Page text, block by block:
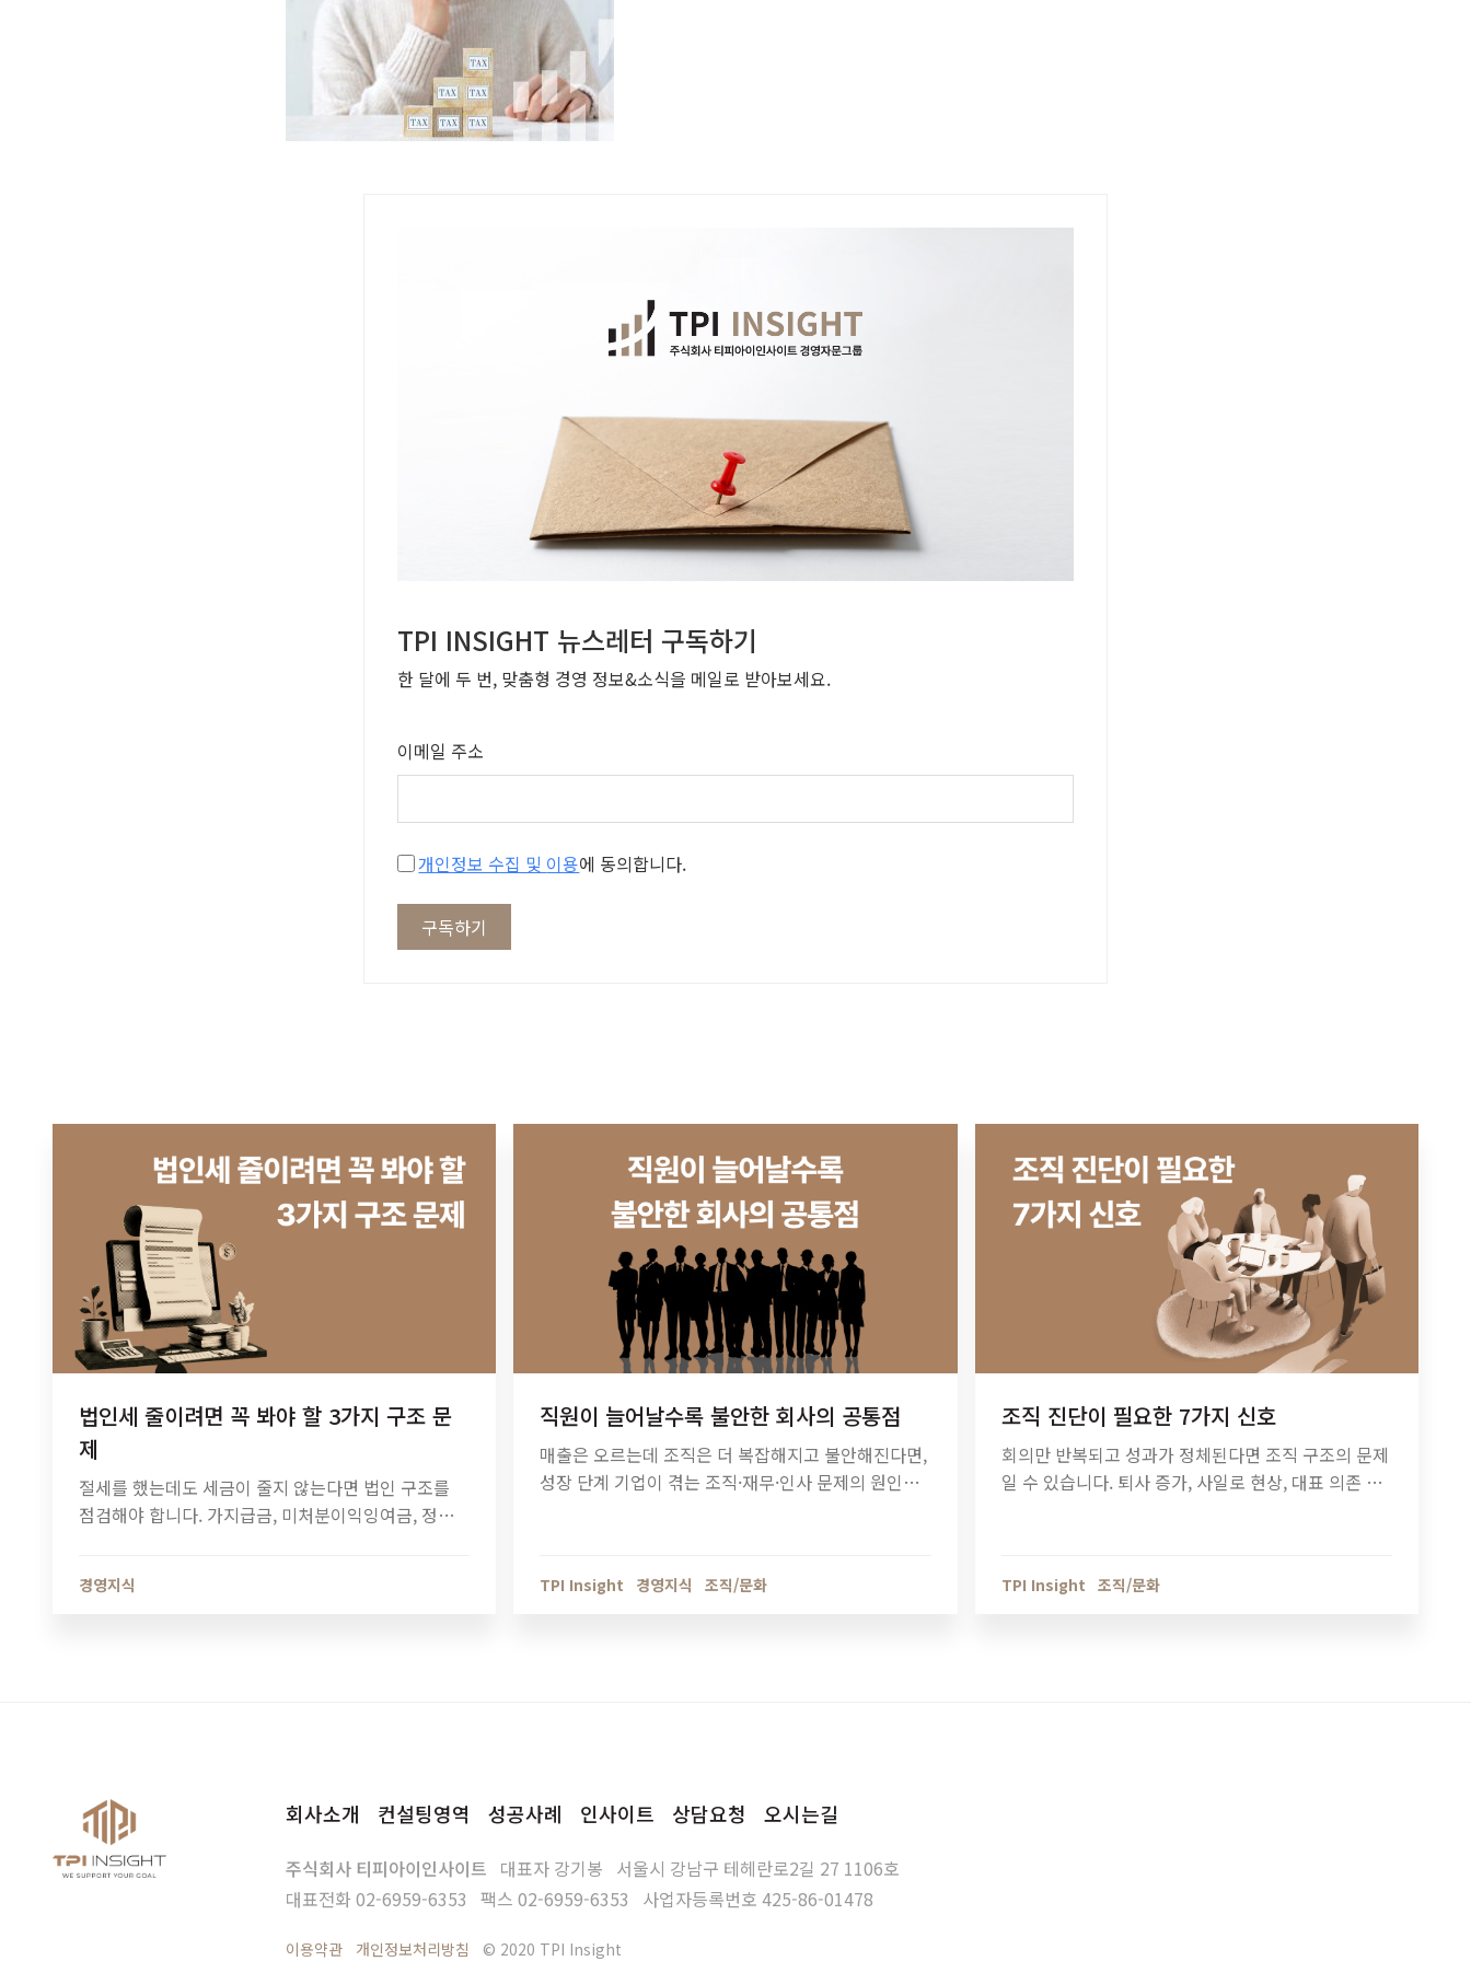
TPI INSIGHT 뉴스레터 구독하기
한 달에 두 번, 맞춤형 경영 정보&소식을 메일로 받아보세요.
이메일 주소
개인정보 수집 및 이용에 동의합니다.
구독하기
법인세 줄이려면 꼭 봐야 할 3가지 구조 문
제
절세를 했는데도 세금이 줄지 않는다면 법인 구조를
점검해야 합니다. 가지급금, 미처분이익잉여금, 정관
경영지식
직원이 늘어날수록 불안한 회사의 공통점
매출은 오르는데 조직은 더 복잡해지고 불안해진다면,
성장 단계 기업이 겪는 조직·재무·인사 문제의 원인을
TPI Insight 경영지식 조직/문화
조직 진단이 필요한 7가지 신호
회의만 반복되고 성과가 정체된다면 조직 구조의 문제
일 수 있습니다. 퇴사 증가, 사일로 현상, 대표 의존 구
TPI Insight 조직/문화
회사소개 컨설팅영역 성공사례 인사이트 상담요청 오시는길
주식회사 티피아이인사이트 대표자 강기봉 서울시 강남구 테헤란로2길 27 1106호
대표전화02-6959-6353 팩스 02-6959-6353 사업자등록번호 425-86-01478
이용약관 개인정보처리방침 © 2020 TPI Insight